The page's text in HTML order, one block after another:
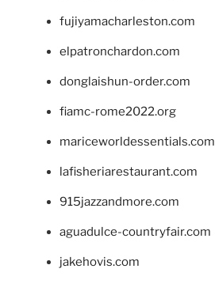
fujiyamacharleston.com
elpatronchardon.com
donglaishun-order.com
fiamc-rome2022.org
mariceworldessentials.com
lafisheriarestaurant.com
915jazzandmore.com
aguadulce-countryfair.com
jakehovis.com